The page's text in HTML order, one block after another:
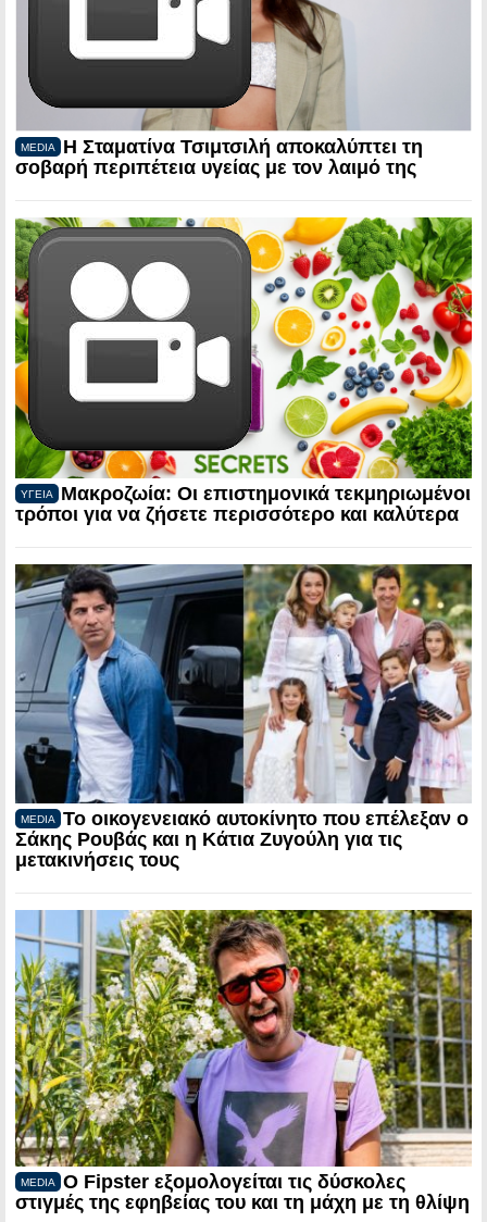
MEDIA
Η Σταματίνα Τσιμτσιλή αποκαλύπτει τη
σοβαρή περιπέτεια υγείας με τον λαιμό της
ΥΓΕΙΑ
Μακροζωία: Οι επιστημονικά τεκμηριωμένοι
τρόποι για να ζήσετε περισσότερο και καλύτερα
MEDIA
Το οικογενειακό αυτοκίνητο που επέλεξαν ο
Σάκης Ρουβάς και η Κάτια Ζυγούλη για τις
μετακινήσεις τους
MEDIA
Ο Fipster εξομολογείται τις δύσκολες
στιγμές της εφηβείας του και τη μάχη με τη θλίψη